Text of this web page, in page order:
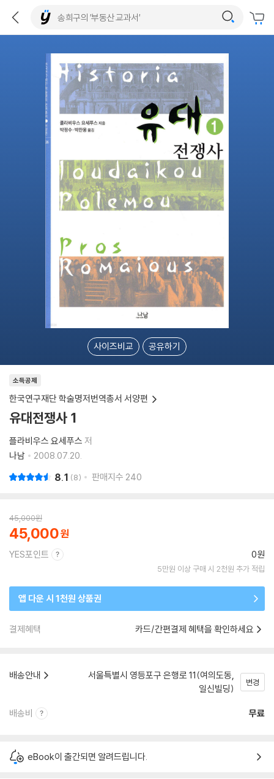
사이즈비교 공유하기
소득공제
한국연구재단 학술명저번역총서 서양편
유대전쟁사 1
플라비우스 요세푸스 저
나남
2008.07.20.
8.1 8 판매지수 240
45,000원
45,000
YES포인트 0원
5만원 이상 구매 시 2천원 추가 적립
앱 다운 시 1천원 상품권
결제혜택 카드/간편결제 혜택을 확인하세요
배송안내
서울특별시 영등포구 은행로 11(여의도동,
일신빌딩)
변경
배송비 무료
eBook이 출간되면 알려드립니다.